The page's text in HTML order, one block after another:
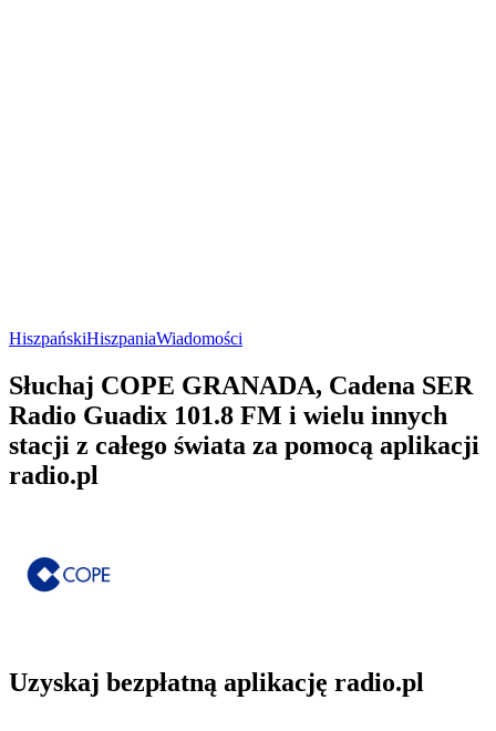
HiszpańskiHiszpaniaWiadomości
Słuchaj COPE GRANADA, Cadena SER
Radio Guadix 101.8 FM i wielu innych
stacji z całego świata za pomocą aplikacji
radio.pl
Uzyskaj bezpłatną aplikację radio.pl